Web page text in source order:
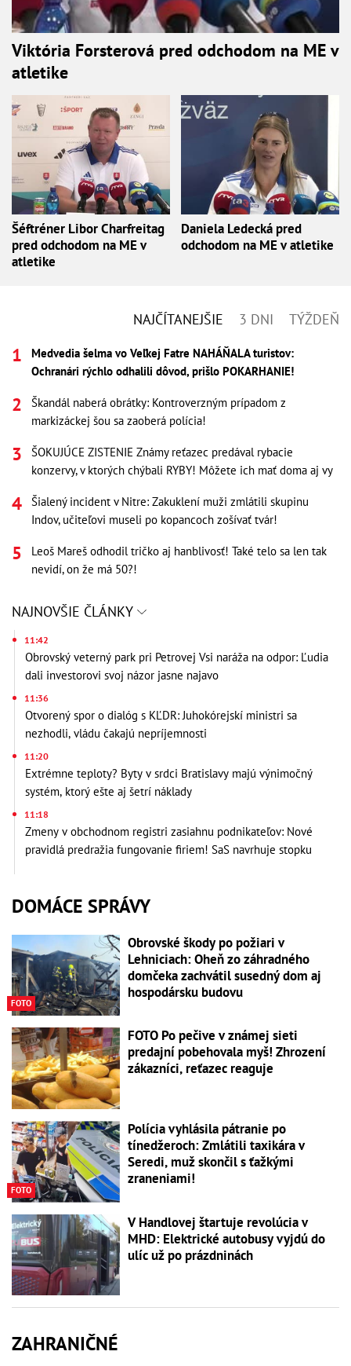
Viktória Forsterová pred odchodom na ME v
atletike
Šéftréner Libor Charfreitag
pred odchodom na ME v
atletike
Daniela Ledecká pred
odchodom na ME v atletike
NAJČÍTANEJŠIE 3 DNI TÝŽDEŇ
Medvedia šelma vo Veľkej Fatre NAHÁŇALA turistov:
Ochranári rýchlo odhalili dôvod, prišlo POKARHANIE!
Škandál naberá obrátky: Kontroverzným prípadom z
markizáckej šou sa zaoberá polícia!
ŠOKUJÚCE ZISTENIE Známy reťazec predával rybacie
konzervy, v ktorých chýbali RYBY! Môžete ich mať doma aj vy
Šialený incident v Nitre: Zakuklení muži zmlátili skupinu
Indov, učiteľovi museli po kopancoch zošívať tvár!
Leoš Mareš odhodil tričko aj hanblivosť! Také telo sa len tak
nevidí, on že má 50?!
NAJNOVŠIE ČLÁNKY
11:42
Obrovský veterný park pri Petrovej Vsi naráža na odpor: Ľudia
dali investorovi svoj názor jasne najavo
11:36
Otvorený spor o dialóg s KĽDR: Juhokórejskí ministri sa
nezhodli, vládu čakajú nepríjemnosti
11:20
Extrémne teploty? Byty v srdci Bratislavy majú výnimočný
systém, ktorý ešte aj šetrí náklady
11:18
Zmeny v obchodnom registri zasiahnu podnikateľov: Nové
pravidlá predražia fungovanie firiem! SaS navrhuje stopku
DOMÁCE SPRÁVY
FOTO
Obrovské škody po požiari v
Lehniciach: Oheň zo záhradného
domčeka zachvátil susedný dom aj
hospodársku budovu
FOTO Po pečive v známej sieti
predajní pobehovala myš! Zhrození
zákazníci, reťazec reaguje
FOTO
Polícia vyhlásila pátranie po
tínedžeroch: Zmlátili taxikára v
Seredi, muž skončil s ťažkými
zraneniami!
V Handlovej štartuje revolúcia v
MHD: Elektrické autobusy vyjdú do
ulíc už po prázdninách
ZAHRANIČNÉ